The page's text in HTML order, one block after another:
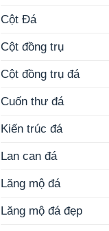
Cột Đá
Cột đồng trụ
Cột đồng trụ đá
Cuốn thư đá
Kiến trúc đá
Lan can đá
Lăng mộ đá
Lăng mộ đá đẹp